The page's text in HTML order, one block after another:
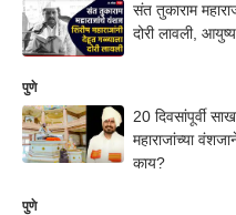
संत तुकाराम
दोरी लावली,
पुणे
20 दिवसांपूर्वी
महाराजांच्या
काय?
पुणे